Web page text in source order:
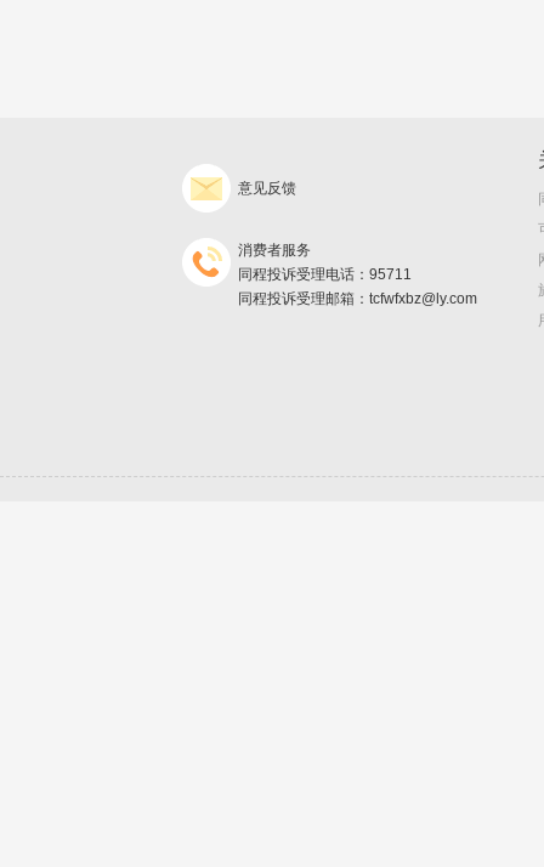
意见反馈
消费者服务
同程投诉受理电话：95711
同程投诉受理邮箱：tcfwfxbz@ly.com